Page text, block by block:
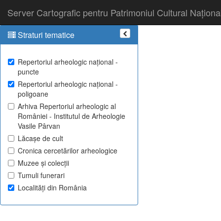
Server Cartografic pentru Patrimoniul Cultural
Straturi tematice
Repertoriul arheologic național -
puncte
Repertoriul arheologic național -
poligoane
Arhiva Repertoriul arheologic al
României - Institutul de Arheologie
Vasile Pârvan
Lăcașe de cult
Cronica cercetărilor arheologice
Muzee și colecții
Tumuli funerari
Localități din România